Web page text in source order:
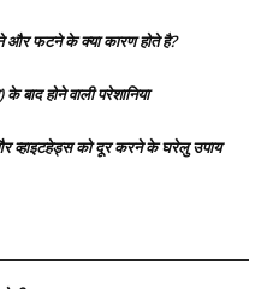
और फटने के क्या कारण होते है?
के बाद होने वाली परेशानिया
व्हाइटहेड्स को दूर करने के घरेलु उपाय